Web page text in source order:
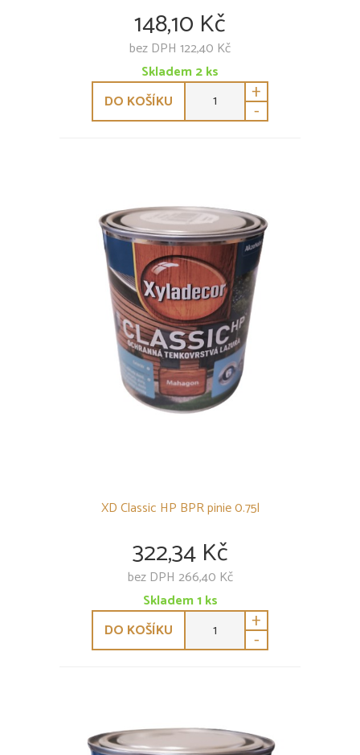
148,10 Kč
bez DPH 122,40 Kč
Skladem2ks
DO KOŠÍKU
+
-
XD Classic HP BPR pinie 0.75l
322,34 Kč
bez DPH 266,40 Kč
Skladem1ks
DO KOŠÍKU
+
-